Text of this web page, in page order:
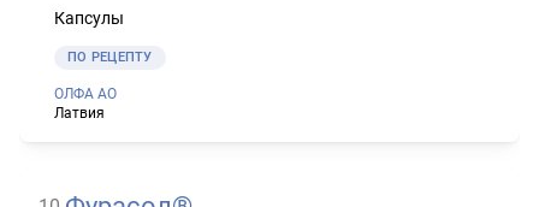
Капсулы
ПО РЕЦЕПТУ
ОЛФА АО
Латвия